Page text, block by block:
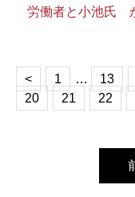
労働者と小池氏
< 1 … 13
20
21 22